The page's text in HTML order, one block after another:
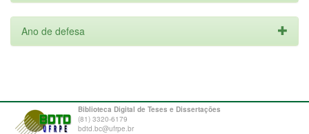
Ano de defesa
Biblioteca Digital de Teses e Dissertações
(81) 3320-6179
bdtd.bc@ufrpe.br